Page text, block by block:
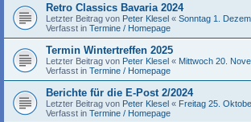
Retro Classics Bavaria 2024
Letzter Beitrag von Peter Klesel « Sonntag 1.
Verfasst in Termine / Homepage
Termin Wintertreffen 2025
Letzter Beitrag von Peter Klesel « Mittwoch 20.
Verfasst in Termine / Homepage
Berichte für die E-Post 2/2024
Letzter Beitrag von Peter Klesel « Freitag 25.
Verfasst in Termine / Homepage